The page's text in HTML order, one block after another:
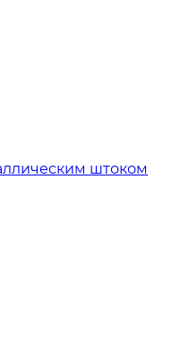
штоком